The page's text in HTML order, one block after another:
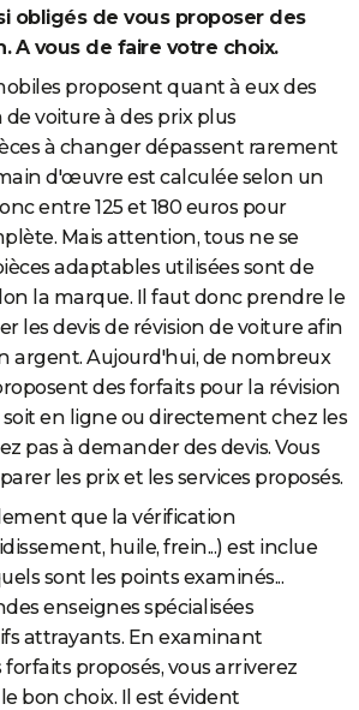
obligés de vous proposer des
A vous de faire votre choix.
proposent quant à eux des
voiture à des prix plus
à changer dépassent rarement
d'œuvre est calculée selon un
entre 125 et 180 euros pour
Mais attention, tous ne se
adaptables utilisées sont de
la marque. Il faut donc prendre le
les devis de révision de voiture afin
argent. Aujourd'hui, de nombreux
des forfaits pour la révision
soit en ligne ou directement chez les
pas à demander des devis. Vous
les prix et les services proposés.
que la vérification
huile, frein...) est inclue
sont les points examinés...
enseignes spécialisées
attrayants. En examinant
proposés, vous arriverez
bon choix. Il est évident